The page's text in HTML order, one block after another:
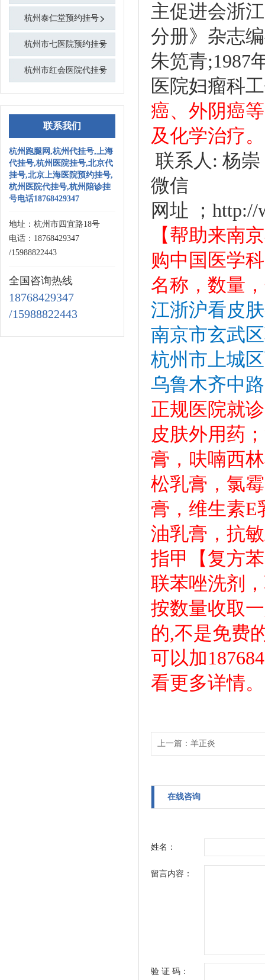
杭州泰仁堂预约挂号
杭州市七医院预约挂号
杭州市红会医院代挂号
联系我们
杭州跑腿网,杭州代挂号,上海
代挂号,杭州医院挂号,北京代
挂号,北京上海医院预约挂号,
杭州医院代挂号,杭州陪诊挂
号电话18768429347
地址：杭州市四宜路18号
电话：18768429347
/15988822443
全国咨询热线
18768429347
/15988822443
主促进会浙
分册》杂志
朱笕青;1987
医院妇瘤科
癌、外阴癌
及化学治疗。
联系人: 杨崇
微
网址 ；
【帮助来南
购中国医学
名称，数量
江浙沪看皮
南京市玄武
杭州市上城
乌鲁木齐中
正规医院就
皮肤外用药
膏，呋喃西
松乳膏，氯
膏，维生素E
油乳膏，抗
指甲【复方
联苯唑洗剂
按数量收取
的,不是免费
可以加
看更多详情。
上一篇： 羊正炎
在线咨询
姓名：
留言内容：
验 证 码：